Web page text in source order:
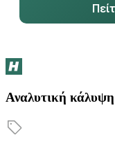
Αναλυτική κάλυψη